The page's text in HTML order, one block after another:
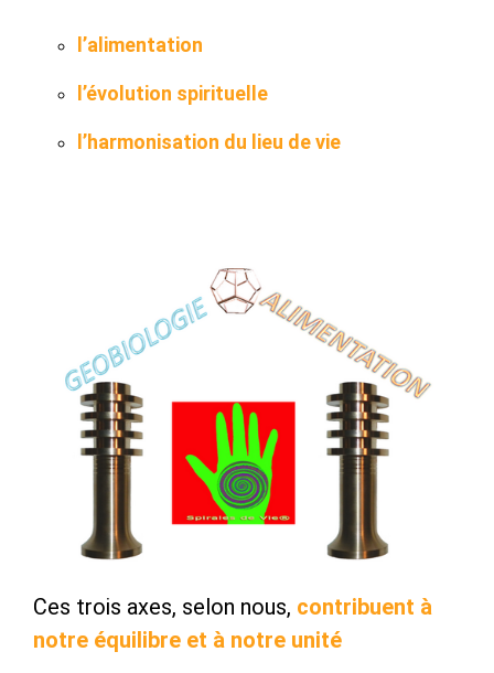
l’alimentation
l’évolution spirituelle
l’harmonisation du lieu de vie
Ces trois axes, selon nous, contribuent à
notre équilibre et à notre unité